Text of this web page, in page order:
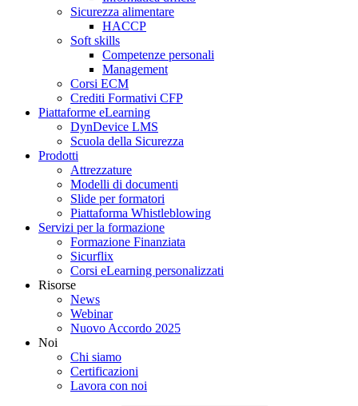
Sicurezza alimentare
HACCP
Soft skills
Competenze personali
Management
Corsi ECM
Crediti Formativi CFP
Piattaforme eLearning
DynDevice LMS
Scuola della Sicurezza
Prodotti
Attrezzature
Modelli di documenti
Slide per formatori
Piattaforma Whistleblowing
Servizi per la formazione
Formazione Finanziata
Sicurflix
Corsi eLearning personalizzati
Risorse
News
Webinar
Nuovo Accordo 2025
Noi
Chi siamo
Certificazioni
Lavora con noi